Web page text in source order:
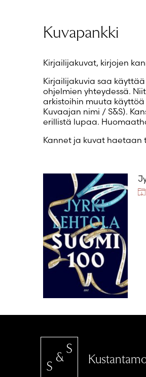
Kuvapankki
Kirjailijakuvat, kirjojen
Kirjailijakuvia saa
ohjelmien yhteydessä.
arkistoihin muuta
Kuvaajan nimi / S&S).
erillistä lupaa.
Kannet ja kuvat haetaan